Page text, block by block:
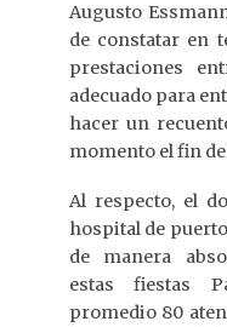
Augusto
de constatar en
prestaciones
adecuado para
hacer un
momento el fin
Al respecto, el
hospital de
de manera
estas fiestas
promedio 80